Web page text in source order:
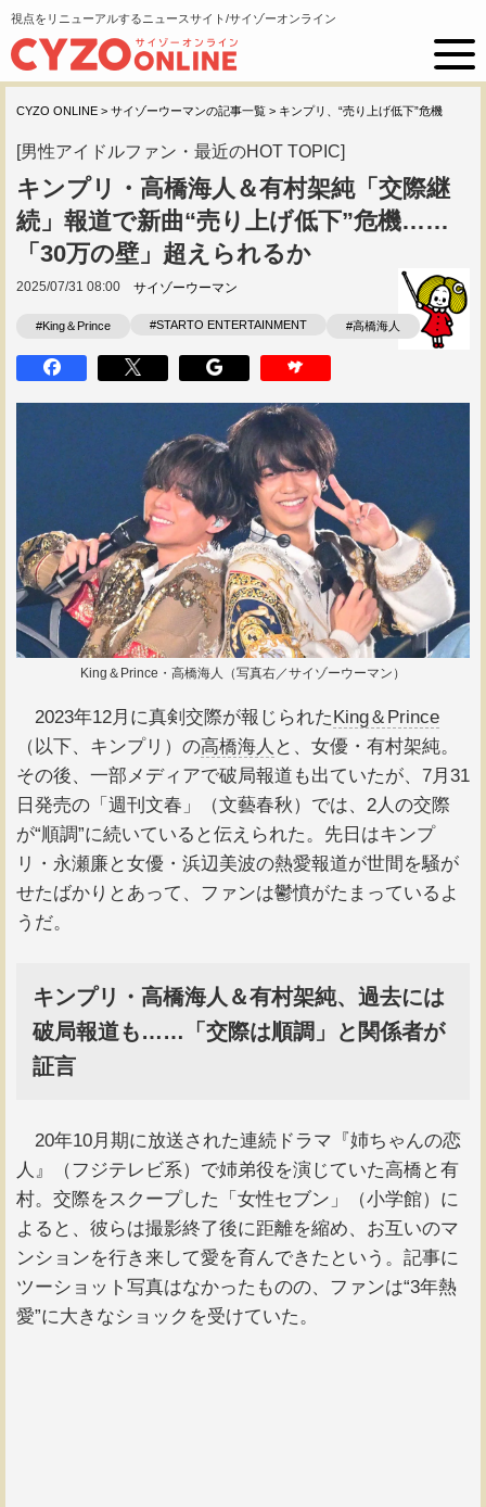
視点をリニューアルするニュースサイト/サイゾーオンライン
CYZO ONLINE > サイゾーウーマンの記事一覧 > キンプリ、“売り上げ低下”危機
[男性アイドルファン・最近のHOT TOPIC]
キンプリ・高橋海人＆有村架純「交際継
続」報道で新曲“売り上げ低下”危機……
「30万の壁」超えられるか
2025/07/31 08:00 サイゾーウーマン
#King＆Prince #STARTO ENTERTAINMENT #高橋海人
King＆Prince・高橋海人（写真右／サイゾーウーマン）
2023年12月に真剣交際が報じられたKing＆Prince
（以下、キンプリ）の高橋海人 と、女優・有村架純。
その後、一部メディアで破局報道も出ていたが、7月31
日発売の「週刊文春」（文藝春秋）では、2人の交際
が“順調”に続いていると伝えられた。先日はキンプ
リ・永瀬廉と女優・浜辺美波の熱愛報道が世間を騒が
せたばかりとあって、ファンは鬱憤がたまっているよ
うだ。
キンプリ・高橋海人＆有村架純、過去には
破局報道も……「交際は順調」と関係者が
証言
20年10月期に放送された連続ドラマ『姉ちゃんの恋
人』（フジテレビ系）で姉弟役を演じていた高橋と有
村。交際をスクープした「女性セブン」（小学館）に
よると、彼らは撮影終了後に距離を縮め、お互いのマ
ンションを行き来して愛を育んできたという。記事に
ツーショット写真はなかったものの、ファンは“3年熱
愛”に大きなショックを受けていた。